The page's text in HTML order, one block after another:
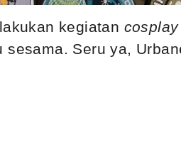
kegiatan cosplay
Seru ya,